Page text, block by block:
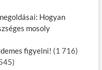
Hogyan
mosoly
figyelni! (1 716)